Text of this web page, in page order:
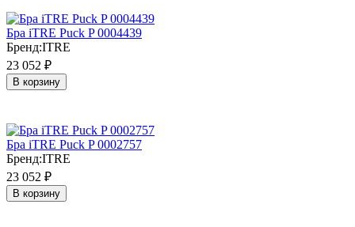
Бра iTRE Puck P 0004439
Бренд:ITRE
23 052 ₽
В корзину
Бра iTRE Puck P 0002757
Бренд:ITRE
23 052 ₽
В корзину